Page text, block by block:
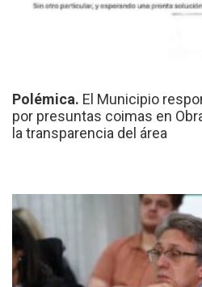
Polémica. El Municipio
por presuntas coimas en
la transparencia del área